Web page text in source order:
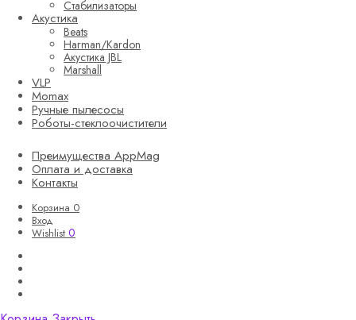
Стабилизаторы
Акустика
Beats
Harman/Kardon
Акустика JBL
Marshall
VLP
Momax
Ручные пылесосы
Роботы-стеклоочистители
Преимущества AppMag
Оплата и доставка
Контакты
Корзина 0
Вход
Wishlist 0